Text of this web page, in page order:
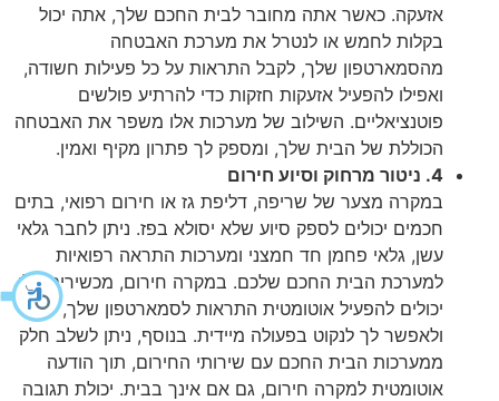
אזעקה. כאשר אתה מחובר לבית החכם שלך, אתה יכול
בקלות לחמש או לנטרל את מערכת האבטחה
מהסמארטפון שלך, לקבל התראות על כל פעילות חשודה,
ואפילו להפעיל אזעקות חזקות כדי להרתיע פולשים
פוטנציאליים. השילוב של מערכות אלו משפר את האבטחה
הכוללת של הבית שלך, ומספק לך פתרון מקיף ואמין.
4. ניטור מרחוק וסיוע חירום
במקרה מצער של שריפה, דליפת גז או חירום רפואי, בתים
חכמים יכולים לספק סיוע שלא יסולא בפז. ניתן לחבר גלאי
עשן, גלאי פחמן חד חמצני ומערכות התראה רפואיות
למערכת הבית החכם שלכם. במקרה חירום, מכשירים אלו
יכולים להפעיל אוטומטית התראות לסמארטפון שלך,
ולאפשר לך לנקוט בפעולה מיידית. בנוסף, ניתן לשלב חלק
ממערכות הבית החכם עם שירותי החירום, תוך הודעה
אוטומטית למקרה חירום, גם אם אינך בבית. יכולת תגובה